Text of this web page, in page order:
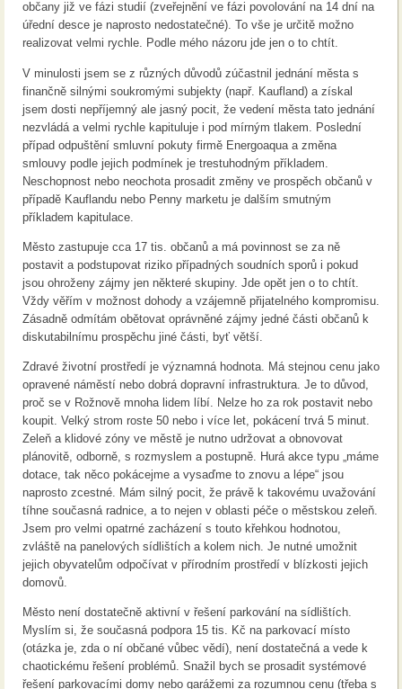
občany již ve fázi studií (zveřejnění ve fázi povolování na 14 dní na
úřední desce je naprosto nedostatečné). To vše je určitě možno
realizovat velmi rychle. Podle mého názoru jde jen o to chtít.
V minulosti jsem se z různých důvodů zúčastnil jednání města s
finančně silnými soukromými subjekty (např. Kaufland) a získal
jsem dosti nepříjemný ale jasný pocit, že vedení města tato jednání
nezvládá a velmi rychle kapituluje i pod mírným tlakem. Poslední
případ odpuštění smluvní pokuty firmě Energoaqua a změna
smlouvy podle jejich podmínek je trestuhodným příkladem.
Neschopnost nebo neochota prosadit změny ve prospěch občanů v
případě Kauflandu nebo Penny marketu je dalším smutným
příkladem kapitulace.
Město zastupuje cca 17 tis. občanů a má povinnost se za ně
postavit a podstupovat riziko případných soudních sporů i pokud
jsou ohroženy zájmy jen některé skupiny. Jde opět jen o to chtít.
Vždy věřím v možnost dohody a vzájemně přijatelného kompromisu.
Zásadně odmítám obětovat oprávněné zájmy jedné části občanů k
diskutabilnímu prospěchu jiné části, byť větší.
Zdravé životní prostředí je významná hodnota. Má stejnou cenu jako
opravené náměstí nebo dobrá dopravní infrastruktura. Je to důvod,
proč se v Rožnově mnoha lidem líbí. Nelze ho za rok postavit nebo
koupit. Velký strom roste 50 nebo i více let, pokácení trvá 5 minut.
Zeleň a klidové zóny ve městě je nutno udržovat a obnovovat
plánovitě, odborně, s rozmyslem a postupně. Hurá akce typu „máme
dotace, tak něco pokácejme a vysaďme to znovu a lépe“ jsou
naprosto zcestné. Mám silný pocit, že právě k takovému uvažování
tíhne současná radnice, a to nejen v oblasti péče o městskou zeleň.
Jsem pro velmi opatrné zacházení s touto křehkou hodnotou,
zvláště na panelových sídlištích a kolem nich. Je nutné umožnit
jejich obyvatelům odpočívat v přírodním prostředí v blízkosti jejich
domovů.
Město není dostatečně aktivní v řešení parkování na sídlištích.
Myslím si, že současná podpora 15 tis. Kč na parkovací místo
(otázka je, zda o ní občané vůbec vědí), není dostatečná a vede k
chaotickému řešení problémů. Snažil bych se prosadit systémové
řešení parkovacími domy nebo garážemi za rozumnou cenu (třeba s